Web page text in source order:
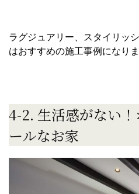
ラグジュアリー、スタイリッ
はおすすめの施工事例になりま
4-2. 生活感がない
ールなお家